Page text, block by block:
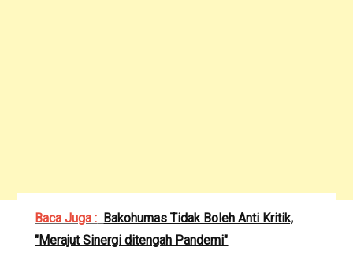
Baca Juga : Bakohumas Tidak Boleh Anti Kritik,
"Merajut Sinergi ditengah Pandemi"